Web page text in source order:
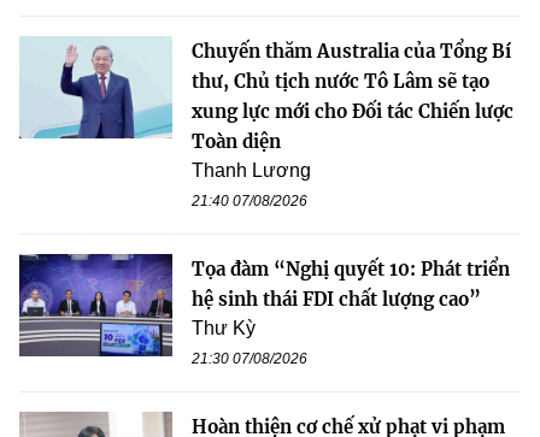
Chuyến thăm Australia của Tổng Bí
thư, Chủ tịch nước Tô Lâm sẽ tạo
xung lực mới cho Đối tác Chiến lược
Toàn diện
Thanh Lương
21:40 07/08/2026
Tọa đàm “Nghị quyết 10: Phát triển
hệ sinh thái FDI chất lượng cao”
Thư Kỳ
21:30 07/08/2026
Hoàn thiện cơ chế xử phạt vi phạm